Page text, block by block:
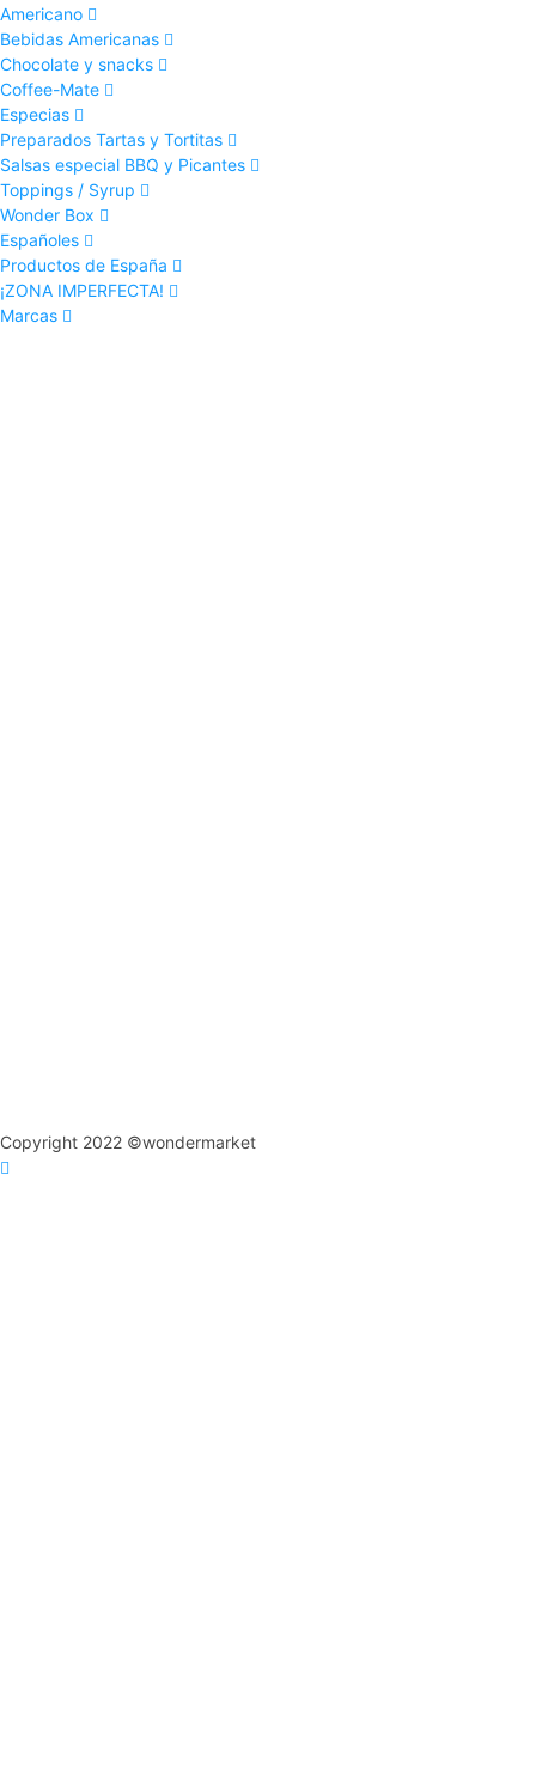
Americano
Bebidas Americanas
Chocolate y snacks
Coffee-Mate
Especias
Preparados Tartas y Tortitas
Salsas especial BBQ y Picantes
Toppings / Syrup
Wonder Box
Españoles
Productos de España
¡ZONA IMPERFECTA!
Marcas
Copyright 2022 ©wondermarket